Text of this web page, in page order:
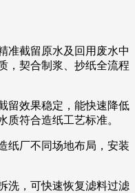
准截留原水及回用废水中
，契合制浆、抄纸全流程
留效果稳定，能快速降低
质符合造纸工艺标准。
纸厂不同场地布局，安装
洗，可快速恢复滤料过滤